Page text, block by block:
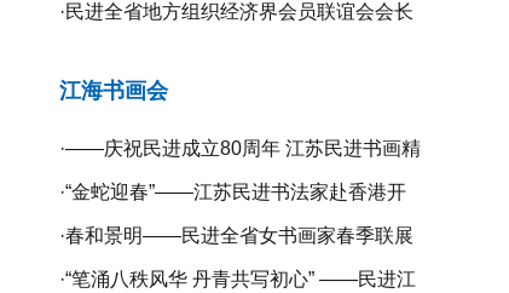
·民进全省地方组织经济界会员联谊会会长
江海书画会
·——庆祝民进成立80周年 江苏民进书画精
品展暨宿迁镇江扬州三市民进书画作品联
展开幕
·“金蛇迎春”——江苏民进书法家赴香港开
展挥春活动
·春和景明——民进全省女书画家春季联展
在宁开幕
·“笔涌八秩风华 丹青共写初心” ——民进江